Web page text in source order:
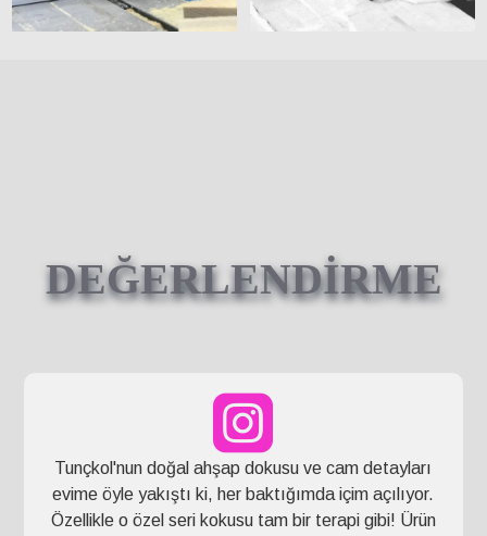
DEĞERLENDİRME
Tunçkol'nun doğal ahşap dokusu ve cam detayları
evime öyle yakıştı ki, her baktığımda içim açılıyor.
Özellikle o özel seri kokusu tam bir terapi gibi! Ürün